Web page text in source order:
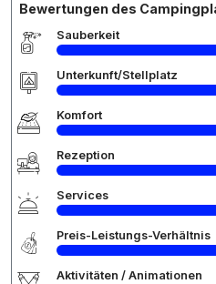
Bewertungen des
Sauberkeit
Unterkunft/Stellplatz
Komfort
Rezeption
Services
Preis-Leistungs-Verhältnis
Aktivitäten / Animationen